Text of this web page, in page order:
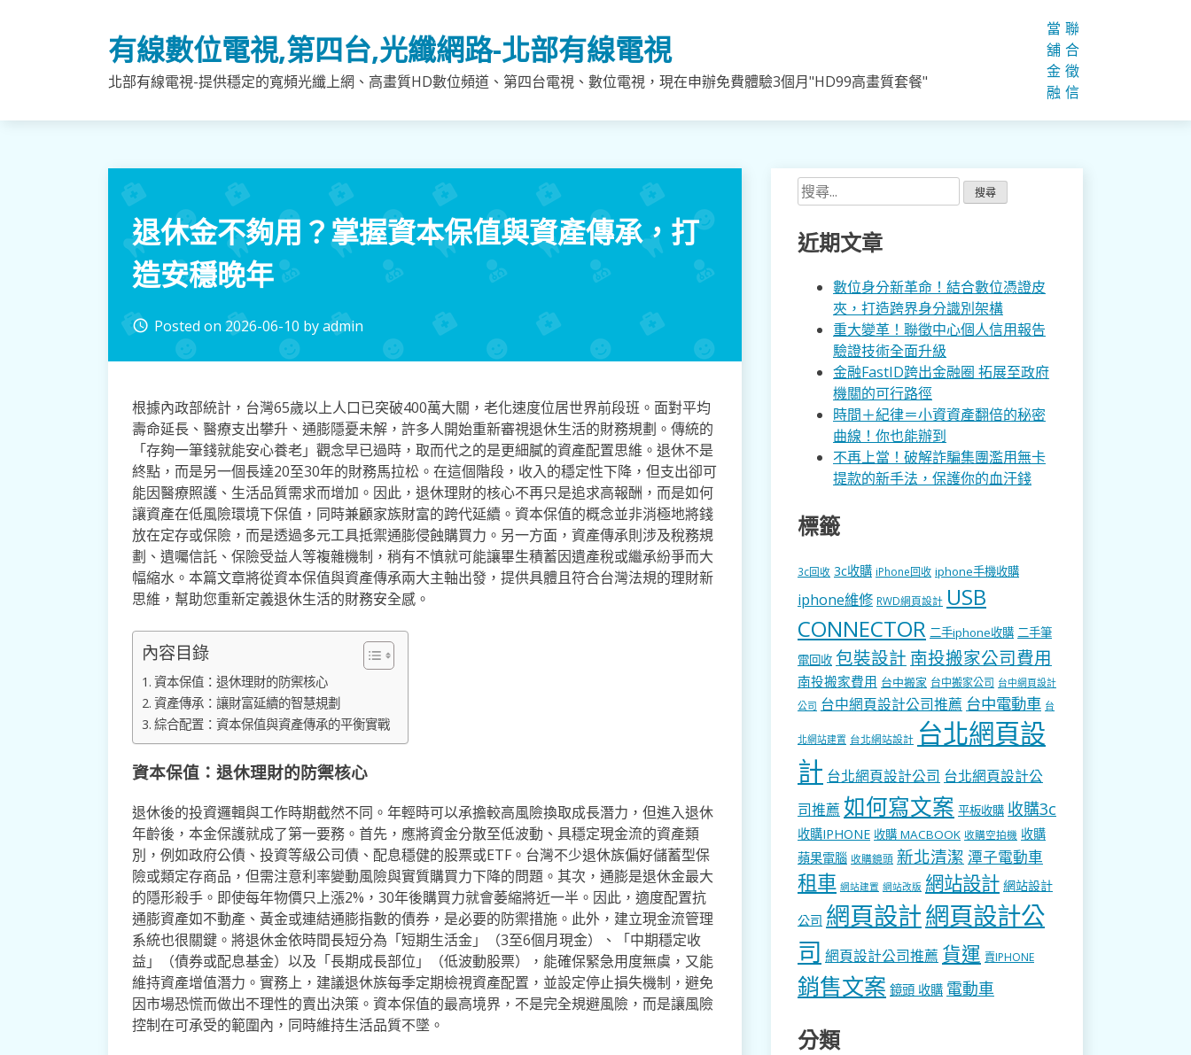
有線數位電視,第四台,光纖網路-北部有線電視
北部有線電視-提供穩定的寬頻光纖上網、高畫質HD數位頻道、第四台電視、數位電視，現在申辦免費體驗3個月"HD99高畫質套餐"
當
舖
金
融
聯
合
徵
信
退休金不夠用？掌握資本保值與資產傳承，打
造安穩晚年
access_time Posted on2026-06-10 byadmin
根據內政部統計，台灣65歲以上人口已突破400萬大關，老化速度位居世界前段班。面對平均
壽命延長、醫療支出攀升、通膨隱憂未解，許多人開始重新審視退休生活的財務規劃。傳統的
「存夠一筆錢就能安心養老」觀念早已過時，取而代之的是更細膩的資產配置思維。退休不是
終點，而是另一個長達20至30年的財務馬拉松。在這個階段，收入的穩定性下降，但支出卻可
能因醫療照護、生活品質需求而增加。因此，退休理財的核心不再只是追求高報酬，而是如何
讓資產在低風險環境下保值，同時兼顧家族財富的跨代延續。資本保值的概念並非消極地將錢
放在定存或保險，而是透過多元工具抵禦通膨侵蝕購買力。另一方面，資產傳承則涉及稅務規
劃、遺囑信託、保險受益人等複雜機制，稍有不慎就可能讓畢生積蓄因遺產稅或繼承紛爭而大
幅縮水。本篇文章將從資本保值與資產傳承兩大主軸出發，提供具體且符合台灣法規的理財新
思維，幫助您重新定義退休生活的財務安全感。
內容目錄
資本保值：退休理財的防禦核心
資產傳承：讓財富延續的智慧規劃
綜合配置：資本保值與資產傳承的平衡實戰
資本保值：退休理財的防禦核心
退休後的投資邏輯與工作時期截然不同。年輕時可以承擔較高風險換取成長潛力，但進入退休
年齡後，本金保護就成了第一要務。首先，應將資金分散至低波動、具穩定現金流的資產類
別，例如政府公債、投資等級公司債、配息穩健的股票或ETF。台灣不少退休族偏好儲蓄型保
險或類定存商品，但需注意利率變動風險與實質購買力下降的問題。其次，通膨是退休金最大
的隱形殺手。即使每年物價只上漲2%，30年後購買力就會萎縮將近一半。因此，適度配置抗
通膨資產如不動產、黃金或連結通膨指數的債券，是必要的防禦措施。此外，建立現金流管理
系統也很關鍵。將退休金依時間長短分為「短期生活金」（3至6個月現金）、「中期穩定收
益」（債券或配息基金）以及「長期成長部位」（低波動股票），能確保緊急用度無虞，又能
維持資產增值潛力。實務上，建議退休族每季定期檢視資產配置，並設定停止損失機制，避免
因市場恐慌而做出不理性的賣出決策。資本保值的最高境界，不是完全規避風險，而是讓風險
控制在可承受的範圍內，同時維持生活品質不墜。
搜
尋
關
鍵
近期文章
數位身分新革命！結合數位憑證皮
夾，打造跨界身分識別架構
重大變革！聯徵中心個人信用報告
驗證技術全面升級
金融FastID跨出金融圈 拓展至政府
機關的可行路徑
時間＋紀律＝小資資產翻倍的秘密
曲線！你也能辦到
不再上當！破解詐騙集團濫用無卡
提款的新手法，保護你的血汗錢
標籤
3c回收 3c收購 iPhone回收 iphone手機收購
iphone維修 RWD網頁設計 USB
CONNECTOR 二手iphone收購 二手筆
電回收 包裝設計 南投搬家公司費用
南投搬家費用 台中搬家 台中搬家公司 台中網頁設計
公司 台中網頁設計公司推薦 台中電動車 台
北網站建置 台北網站設計 台北網頁設
計 台北網頁設計公司 台北網頁設計公
司推薦 如何寫文案 平板收購 收購3c
收購IPHONE 收購 MACBOOK 收購空拍機 收購
蘋果電腦 收購鏡頭 新北清潔 潭子電動車
租車 網站建置 網站改版 網站設計 網站設計
公司 網頁設計網頁設計公
司 網頁設計公司推薦 貨運 賣IPHONE
銷售文案 鏡頭 收購 電動車
分類